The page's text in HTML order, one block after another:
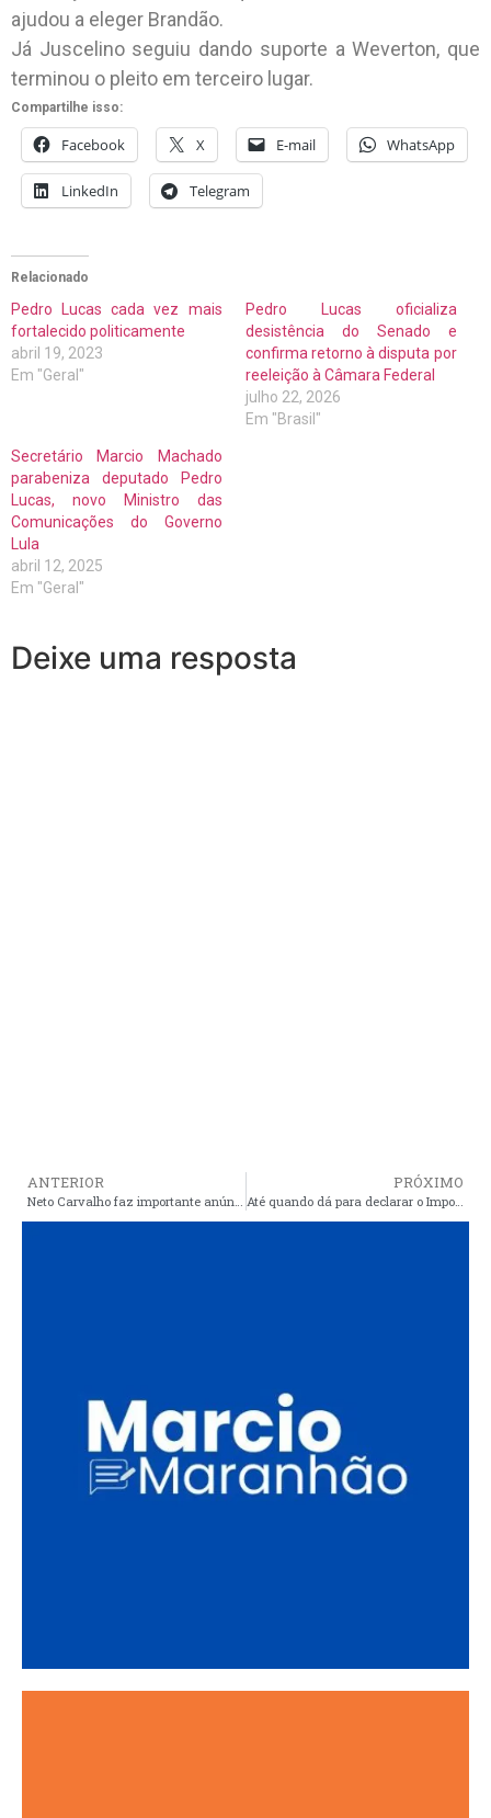
ajudou a eleger Brandão.
Já Juscelino seguiu dando suporte a Weverton, que
terminou o pleito em terceiro lugar.
Compartilhe isso:
Facebook X E-mail WhatsApp
LinkedIn Telegram
Relacionado
Pedro Lucas cada vez mais
fortalecido politicamente
abril 19, 2023
Em "Geral"
Pedro Lucas oficializa
desistência do Senado e
confirma retorno à disputa por
reeleição à Câmara Federal
julho 22, 2026
Em "Brasil"
Secretário Marcio Machado
parabeniza deputado Pedro
Lucas, novo Ministro das
Comunicações do Governo
Lula
abril 12, 2025
Em "Geral"
Deixe uma resposta
ANTERIOR PRÓXIMO
Até quando dá para declarar o Imposto de Renda 2025? Veja data final